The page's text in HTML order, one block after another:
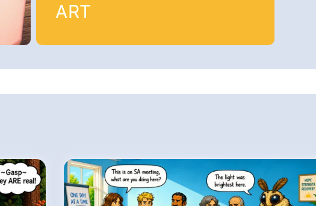
ART